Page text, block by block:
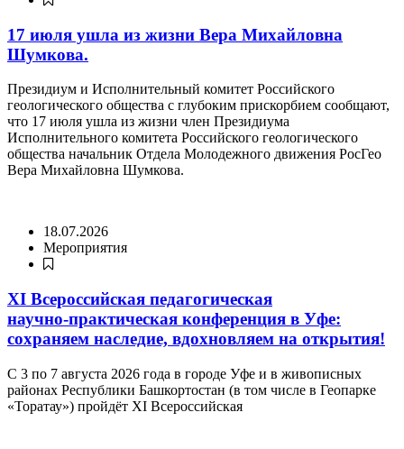
17 июля ушла из жизни Вера Михайловна
Шумкова.
Президиум и Исполнительный комитет Российского
геологического общества с глубоким прискорбием сообщают,
что 17 июля ушла из жизни член Президиума
Исполнительного комитета Российского геологического
общества начальник Отдела Молодежного движения РосГео
Вера Михайловна Шумкова.
18.07.2026
Мероприятия
XI Всероссийская педагогическая
научно‑практическая конференция в Уфе:
сохраняем наследие, вдохновляем на открытия!
С 3 по 7 августа 2026 года в городе Уфе и в живописных
районах Республики Башкортостан (в том числе в Геопарке
«Торатау») пройдёт XI Всероссийская